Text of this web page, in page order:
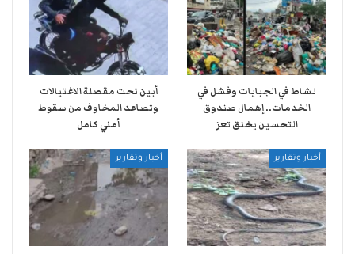
نشاط في الجبايات وفشل في
الخدمات.. إهمال صندوق
التحسين يخنق تعز
أبين تحت مقصلة الاغتيالات
وتصاعد المخاوف من سقوط
أمني كامل
أخبار وتقارير أخبار وتقارير